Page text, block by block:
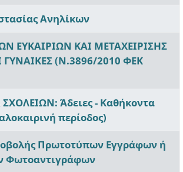
Ανηλίκων
ΕΥΚΑΙΡΙΩΝ ΚΑΙ ΜΕΤΑΧΕΙΡΙΣΗΣ
ΓΥΝΑΙΚΕΣ (Ν.3896/2010 ΦΕΚ
Άδειες - Καθήκοντα
περίοδος)
Πρωτοτύπων Εγγράφων ή
Φωτοαντιγράφων